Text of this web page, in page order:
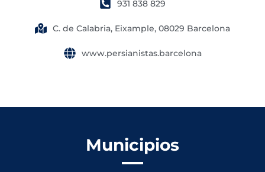
931 838 829
C. de Calabria, Eixample, 08029 Barcelona
www.persianistas.barcelona
Municipios